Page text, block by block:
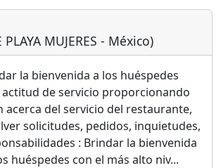
PLAYA MUJERES - México)
la bienvenida a los huéspedes
actitud de servicio proporcionando
acerca del servicio del restaurante,
solicitudes, pedidos, inquietudes,
: Brindar la bienvenida
huéspedes con el más alto niv...